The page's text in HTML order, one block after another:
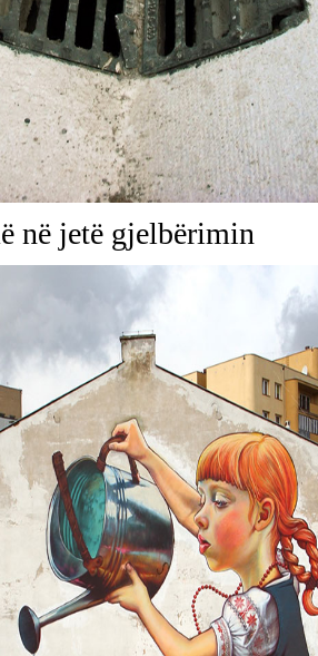
në jetë gjelbërimin